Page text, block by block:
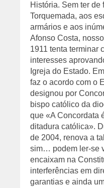
História. Sem ter de
Torquemada, aos
armários e aos
Afonso Costa,
1911 tenta terminar
interesses
Igreja do Estado.
faz o acordo com o
designou por
bispo católico da
que «A Concordata
ditadura católica».
de 2004, renova a
sim… podem ler-se
encaixam na
interferências em
garantias e ainda